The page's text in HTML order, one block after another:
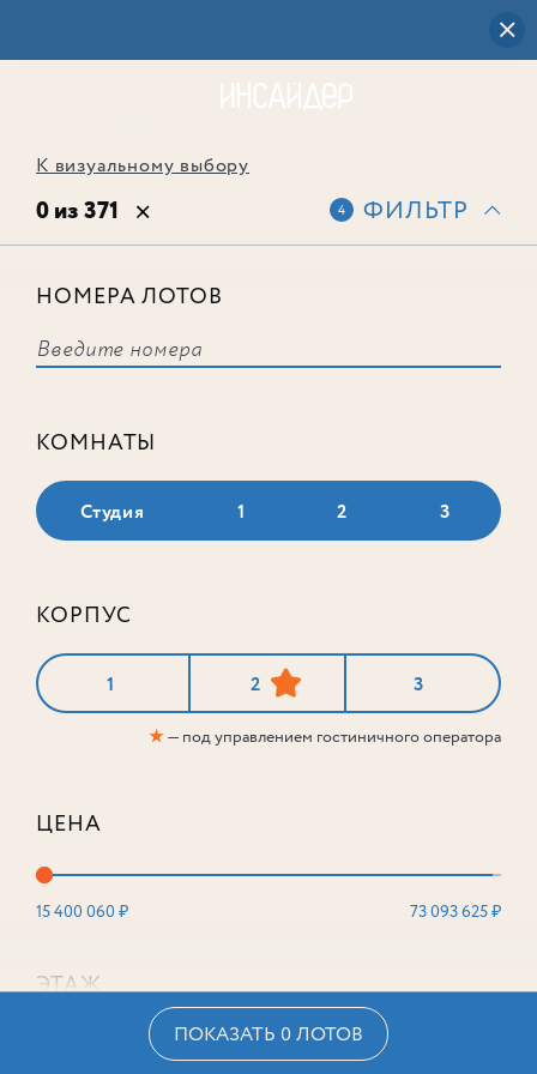
К визуальному выбору
0 из 371 4 ФИЛЬТР
НОМЕРА ЛОТОВ
КОМНАТЫ
Студия 1 2 3
КОРПУС
1 2 3
★— под управлением гостиничного оператора
ЦЕНА
15 400 060 ₽ 73 093 625 ₽
ЭТАЖ
ПОКАЗАТЬ 0 ЛОТОВ
соответствует ни одного лота